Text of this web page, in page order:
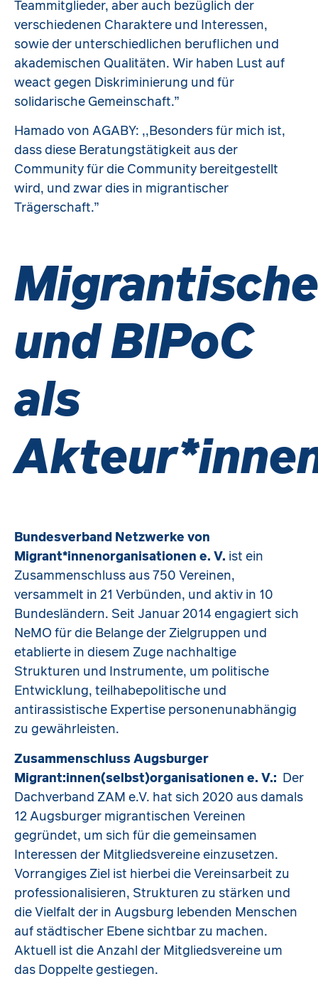
Teammitglieder, aber auch bezüglich der
verschiedenen Charaktere und Interessen,
sowie der unterschiedlichen beruflichen und
akademischen Qualitäten. Wir haben Lust auf
weact gegen Diskriminierung und für
solidarische Gemeinschaft.”
Hamado von AGABY: ,,Besonders für mich ist,
dass diese Beratungstätigkeit aus der
Community für die Community bereitgestellt
wird, und zwar dies in migrantischer
Trägerschaft.”
Migrantische
und BIPoC
als
Bundesverband Netzwerke von
Migrant*innenorganisationen e. V. ist ein
Zusammenschluss aus 750 Vereinen,
versammelt in 21 Verbünden, und aktiv in 10
Bundesländern. Seit Januar 2014 engagiert sich
NeMO für die Belange der Zielgruppen und
etablierte in diesem Zuge nachhaltige
Strukturen und Instrumente, um politische
Entwicklung, teilhabepolitische und
antirassistische Expertise personenunabhängig
zu gewährleisten.
Zusammenschluss Augsburger
Migrant:innen(selbst)organisationen e. V.:
Der
Dachverband ZAM e.V. hat sich 2020 aus damals
12 Augsburger migrantischen Vereinen
gegründet, um sich für die gemeinsamen
Interessen der Mitgliedsvereine einzusetzen.
Vorrangiges Ziel ist hierbei die Vereinsarbeit zu
professionalisieren, Strukturen zu stärken und
die Vielfalt der in Augsburg lebenden Menschen
auf städtischer Ebene sichtbar zu machen.
Aktuell ist die Anzahl der Mitgliedsvereine um
das Doppelte gestiegen.